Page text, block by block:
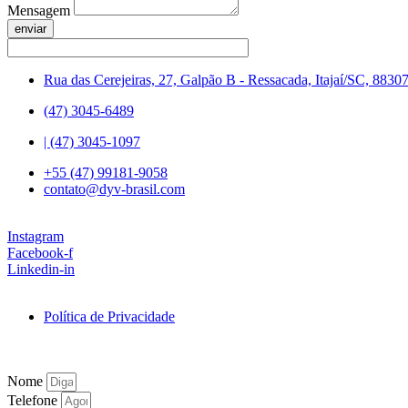
Mensagem
enviar
Rua das Cerejeiras, 27, Galpão B - Ressacada, Itajaí/SC,
(47) 3045-6489
| (47) 3045-1097
+55 (47) 99181-9058
contato@dyv-brasil.com
Instagram
Facebook-f
Linkedin-in
Política de Privacidade
Nome
Telefone